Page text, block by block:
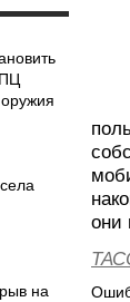
на
они